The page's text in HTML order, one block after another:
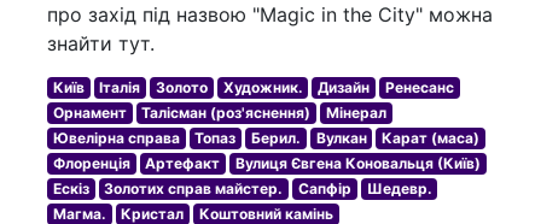
про захід під назвою "Magic in the City" можна
знайти тут.
Київ Італія Золото Художник. Дизайн
Ренесанс
Орнамент
Талісман (роз'яснення)
Мінерал
Ювелірна справа
Топаз Берил. Вулкан
Карат (маса)
Флоренція
Артефакт
Вулиця Євгена Коновальця (Київ)
Ескіз
Золотих справ майстер. Сапфір
Шедевр.
Магма.
Кристал Коштовний камінь